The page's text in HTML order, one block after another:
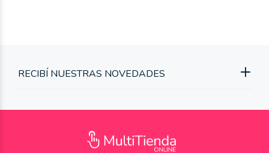
RECIBÍ NUESTRAS NOVEDADES